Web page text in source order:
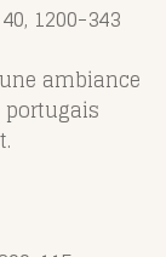
1200-343
ambiance
portugais